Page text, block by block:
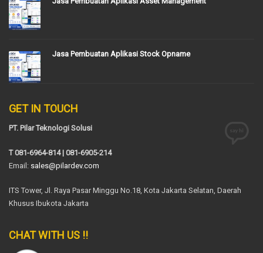
Jasa Pembuatan Aplikasi Stock Opname
GET IN TOUCH
PT. Pilar Teknologi Solusi
T 081-6964-814 | 081-6905-214
Email: sales@pilardev.com
ITS Tower, Jl. Raya Pasar Minggu No.18, Kota Jakarta Selatan, Daerah
Khusus Ibukota Jakarta
CHAT WITH US !!